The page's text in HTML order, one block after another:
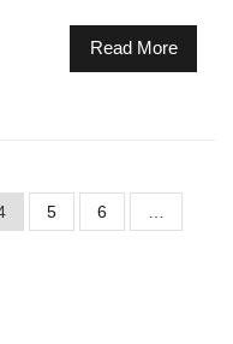
Read More
5 6